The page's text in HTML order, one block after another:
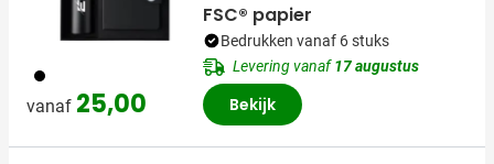
001
vanaf 25,00
FSC® papier
Bedrukken vanaf 6 stuks
Levering vanaf17 augustus
Bekijk